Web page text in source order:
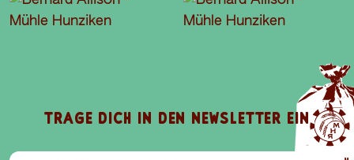
TRAGE DICH IN DEN NEWSLETTER EIN
E-Mail-Addresse